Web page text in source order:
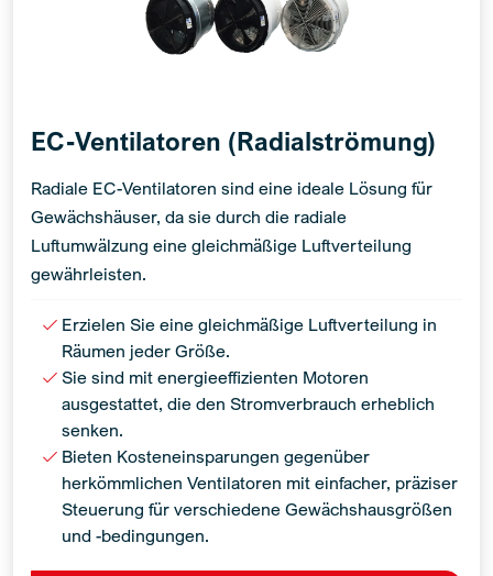
EC-Ventilatoren (Radialströmung)
Radiale EC-Ventilatoren sind eine ideale Lösung für
Gewächshäuser, da sie durch die radiale
Luftumwälzung eine gleichmäßige Luftverteilung
gewährleisten.
Erzielen Sie eine gleichmäßige Luftverteilung in
Räumen jeder Größe.
Sie sind mit energieeffizienten Motoren
ausgestattet, die den Stromverbrauch erheblich
senken.
Bieten Kosteneinsparungen gegenüber
herkömmlichen Ventilatoren mit einfacher, präziser
Steuerung für verschiedene Gewächshausgrößen
und -bedingungen.